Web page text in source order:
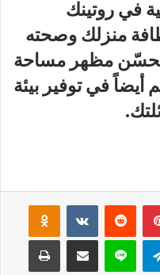
في روتينك
منزلك وصحته
تُحسّن مظهر مساحة
في توفير بيئة
بينتيريست
لاين